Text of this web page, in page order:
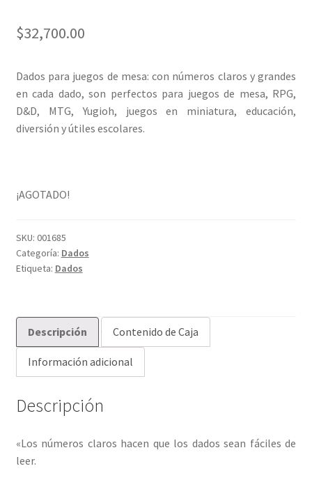
$32,700.00
Dados para juegos de mesa: con números claros y grandes
en cada dado, son perfectos para juegos de mesa, RPG,
D&D, MTG, Yugioh, juegos en miniatura, educación,
diversión y útiles escolares.
¡AGOTADO!
SKU: 001685
Categoría: Dados
Etiqueta: Dados
Descripción Contenido de Caja
Información adicional
Descripción
«Los números claros hacen que los dados sean fáciles de
leer.